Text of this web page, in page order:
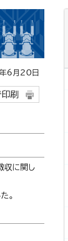
6月20日
刷
収に関し
。